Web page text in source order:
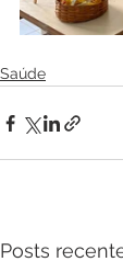
Saúde
Posts